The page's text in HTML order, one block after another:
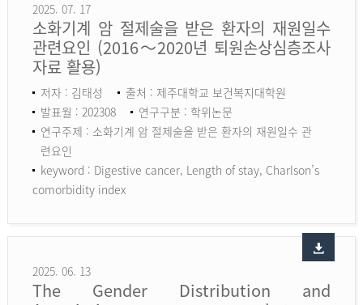
2025. 07. 17
소화기계 암 절제술을 받은 환자의 재원일수
관련요인 (2016～2020년 퇴원손상심층조사
자료 활용)
저자 : 김태성
출처 : 제주대학교 보건복지대학원
발표월 : 202308
연구구분 : 학위논문
연구주제 : 소화기계 암 절제술을 받은 환자의 재원일수 관
련요인
keyword : Digestive cancer, Length of stay, Charlson’s
comorbidity index
2025. 06. 13
The Gender Distribution and